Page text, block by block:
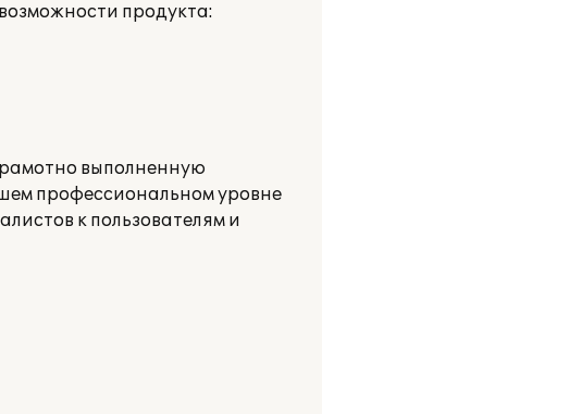
продукта:
выполненную
профессиональном уровне
к пользователям и